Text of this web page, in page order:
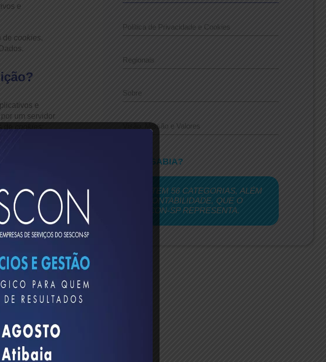
e
de cookies,
e
um servidor
de
Por
é essencial em
de login.
Instituição, como
e idioma) do
do
Exemplos
Política de Privacidade e Cookies
Regionais
Sobre
Visão, Missão e Valores
VOCÊ SABIA?
EXISTEM 56 CATEGORIAS, ALÉM
DA CONTABILIDADE, QUE O
SESCON-SP REPRESENTA.